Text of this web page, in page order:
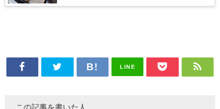
LINE
この記事を書いた人